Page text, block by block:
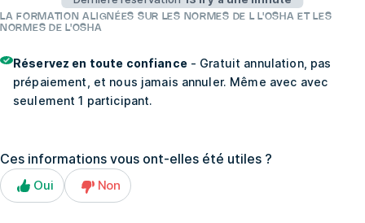
LA FORMATION ALIGNÉES SUR LES NORMES DE L L'OSHA ET LES
NORMES DE L'OSHA
Réservez en toute confiance- Gratuit annulation, pas
prépaiement, et nous jamais annuler. Même avec avec
seulement 1 participant.
Ces informations vous ont-elles été utiles ?
Oui Non